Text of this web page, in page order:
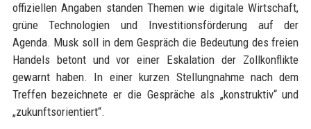
offiziellen Angaben standen Themen wie digitale Wirtschaft,
grüne Technologien und Investitionsförderung auf der
Agenda. Musk soll in dem Gespräch die Bedeutung des freien
Handels betont und vor einer Eskalation der Zollkonflikte
gewarnt haben. In einer kurzen Stellungnahme nach dem
Treffen bezeichnete er die Gespräche als „konstruktiv“ und
„zukunftsorientiert“.